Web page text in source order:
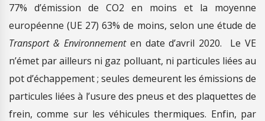
77% d’émission de CO2 en moins et la moyenne
européenne (UE 27) 63% de moins, selon une étude de
Transport & Environnementen date d’avril 2020. Le VE
n’émet par ailleurs ni gaz polluant, ni particules liées au
pot d’échappement ; seules demeurent les émissions de
particules liées à l’usure des pneus et des plaquettes de
frein, comme sur les véhicules thermiques. Enfin, par